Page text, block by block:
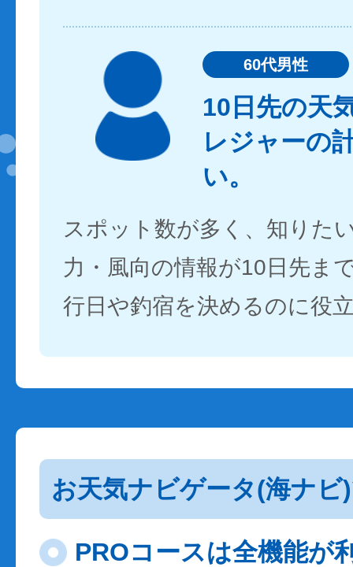
60代男性
10日先の天
レジャーの
い。
スポット数が多く、知りた
力・風向の情報が10日先ま
行日や釣宿を決めるのに役
お天気ナビゲータ(海ナビ
PROコースは全機能が